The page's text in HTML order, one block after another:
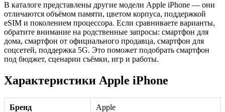
В каталоге представлены другие модели Apple iPhone — они
отличаются объёмом памяти, цветом корпуса, поддержкой
eSIM и поколением процессора. Если сравниваете варианты,
обратите внимание на родственные запросы: смартфон для
дома, смартфон от официального продавца, смартфон для
соцсетей, поддержка 5G. Это поможет подобрать смартфон
под бюджет, сценарии съёмки, игр и работы.
Характеристики Apple iPhone
Бренд Apple